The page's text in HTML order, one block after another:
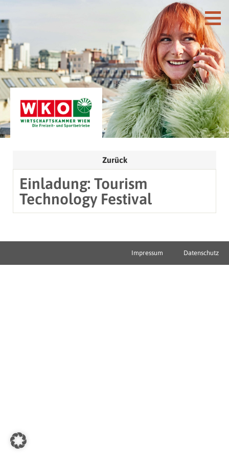
Zurück
Einladung: Tourism
Technology Festival
Impressum Datenschutz